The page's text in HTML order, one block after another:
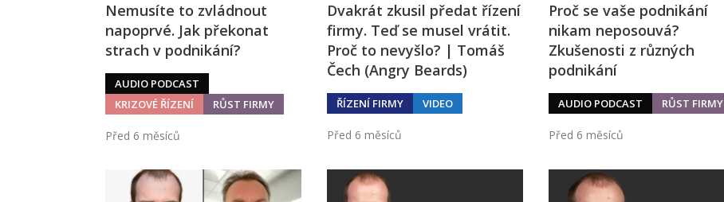
Nemusíte to zvládnout
napoprvé. Jak překonat
strach v podnikání?
AUDIO PODCAST
KRIZOVÉ ŘÍZENÍ
RŮST FIRMY
Před 6 měsíců
Dvakrát zkusil předat řízení
firmy. Teď se musel vrátit.
Proč to nevyšlo? | Tomáš
Čech (Angry Beards)
ŘÍZENÍ FIRMY VIDEO
Před 6 měsíců
Proč se vaše podnikání
nikam neposouvá?
Zkušenosti z různých
podnikání
AUDIO PODCAST RŮST FIRMY
Před 6 měsíců